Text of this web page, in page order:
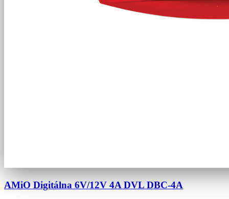
AMiO Digitálna 6V/12V 4A DVL DBC-4A